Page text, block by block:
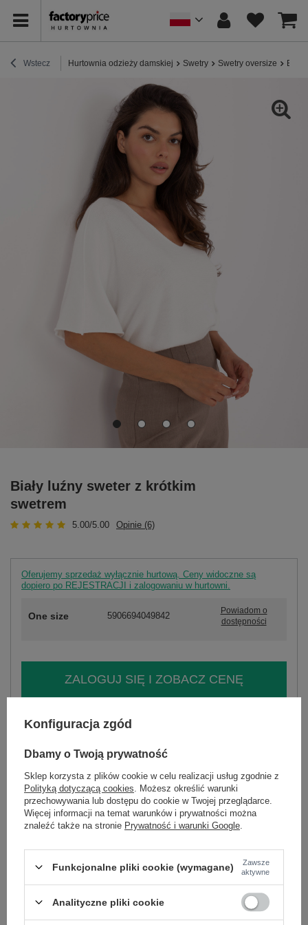
Wstecz Hurtownia odzieży damskiej Swetry Swetry oversize
Biały luźny sweter z krótkim
swetrem
5.00/5.00 Opinie (6)
Oferujemy sprzedaż wyłącznie hurtową. Ceny widoczne są
dopiero po REJESTRACJI i zalogowaniu w hurtowni.
One size 5906694049842
Powiadom o
dostępności
ZALOGUJ SIĘ I ZOBACZ CENĘ
Masz pytanie? Chętnie pomożemy.
nylon
sposób prania : pranie w pralce w 30°C
Kod produktu
IT-SW-2202.52
dominujący
Konfiguracja zgód
Dbamy o Twoją prywatność
Sklep korzysta z plików cookie w celu realizacji usług zgodnie z
Polityką dotyczącą cookies . Możesz określić warunki
przechowywania lub dostępu do cookie w Twojej przeglądarce.
Więcej informacji na temat warunków i prywatności można
znaleźć także na stronie Prywatność i warunki Google
Funkcjonalne pliki cookie (wymagane)
Zawsze
aktywne
Analityczne pliki cookie